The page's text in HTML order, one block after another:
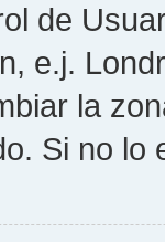
de
e.j.
la
Si no lo